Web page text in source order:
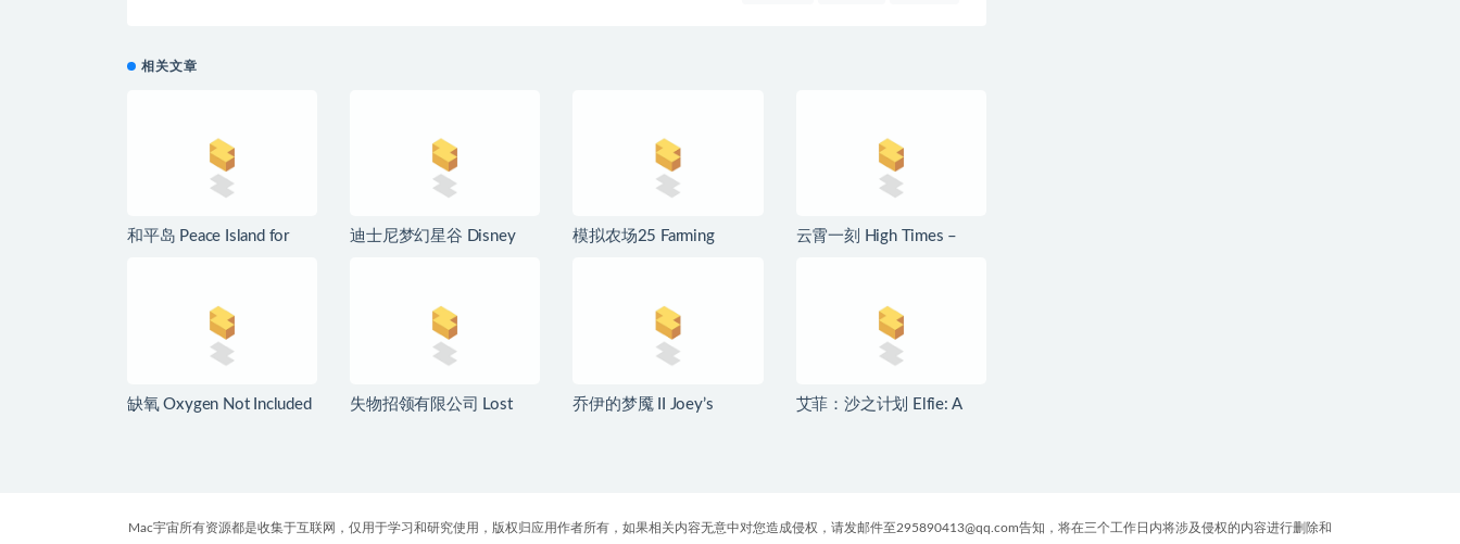
相关文章
和平岛 Peace Island for
迪士尼梦幻星谷 Disney
模拟农场25 Farming
云霄一刻 High Times –
缺氧 Oxygen Not Included
失物招领有限公司 Lost
乔伊的梦魇 II Joey’s
艾菲：沙之计划 Elfie: A
Mac宇宙所有资源都是收集于互联网，仅用于学习和研究使用，版权归应用作者所有，如果相关内容无意中对您造成侵权，请发邮件至295890413@qq.com告知，将在三个工作日内将涉及侵权的内容进行删除和